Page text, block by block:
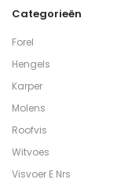
Categorieën
Forel
Hengels
Karper
Molens
Roofvis
Witvoes
Visvoer E Nrs